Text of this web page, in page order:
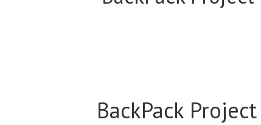
BackPack Project